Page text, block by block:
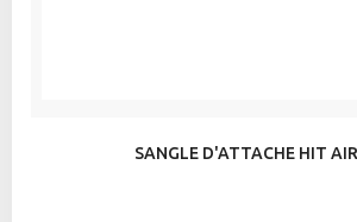
SANGLE D'ATTACHE HIT